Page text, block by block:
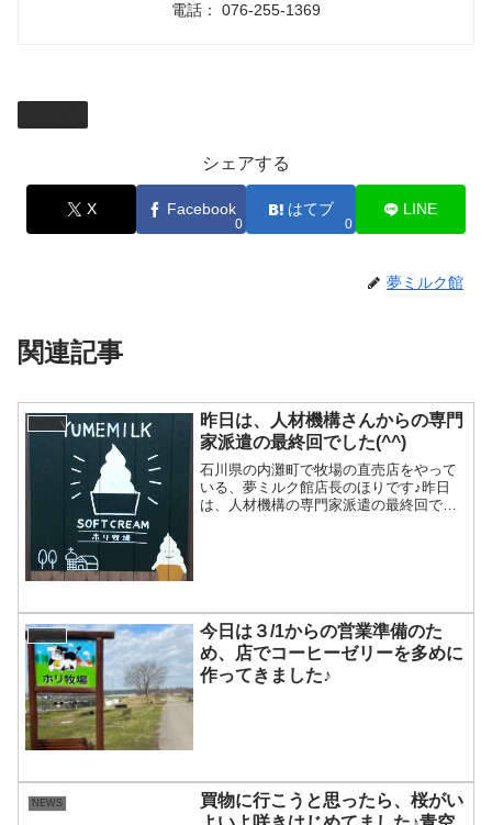
電話： 076-255-1369
シェアする
X Facebook
0
はてブ
0
LINE
夢ミルク館
関連記事
NEWS
昨日は、人材機構さんからの専門
家派遣の最終回でした(^^)
石川県の内灘町で牧場の直売店をやって
いる、夢ミルク館店長のほりです♪昨日
は、人材機構の専門家派遣の最終回でし
NEWS
今日は３/1からの営業準備のた
め、店でコーヒーゼリーを多めに
作ってきました♪
NEWS
買物に行こうと思ったら、桜がい